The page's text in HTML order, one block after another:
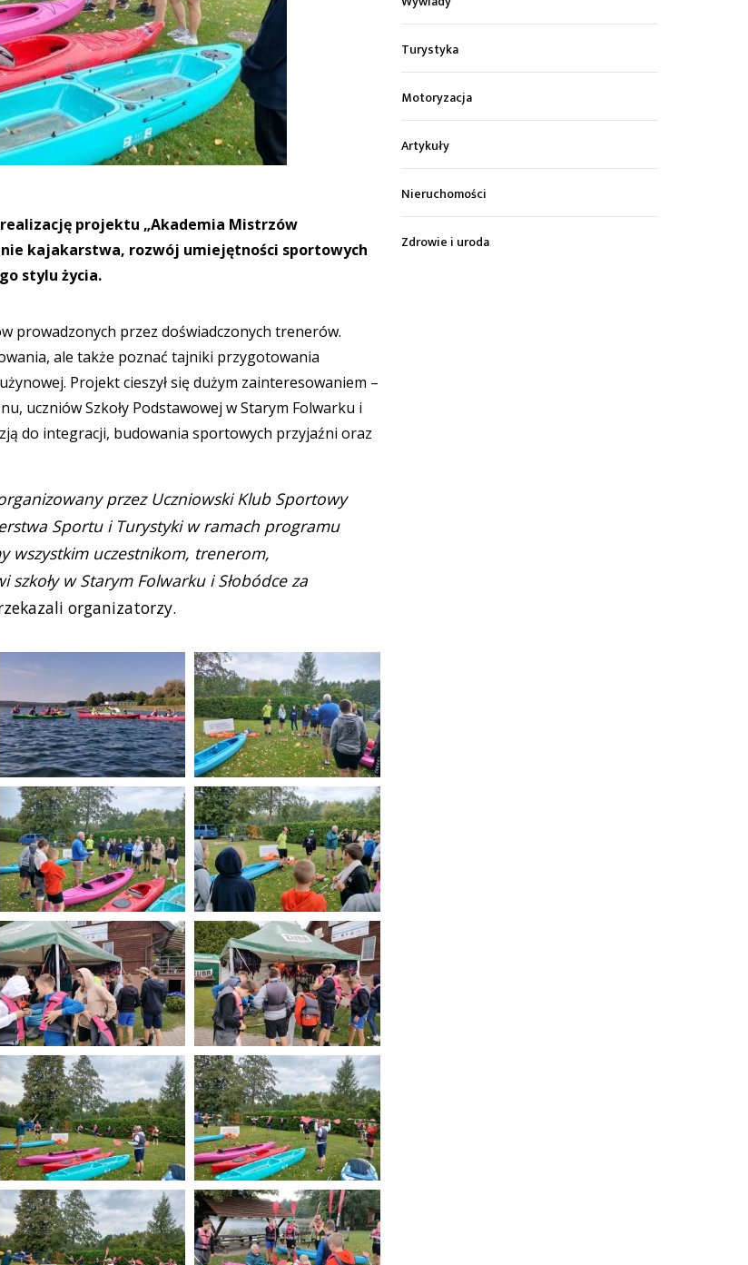
realizację projektu „Akademia Mistrzów
kajakarstwa, rozwój umiejętności sportowych
stylu życia.
prowadzonych przez doświadczonych trenerów.
ale także poznać tajniki przygotowania
Projekt cieszył się dużym zainteresowaniem –
uczniów Szkoły Podstawowej w Starym Folwarku i
do integracji, budowania sportowych przyjaźni oraz
przez Uczniowski Klub Sportowy
Sportu i Turystyki w ramach programu
wszystkim uczestnikom, trenerom,
w Starym Folwarku i Słobódce za
organizatorzy.
Turystyka
Motoryzacja
Artykuły
Nieruchomości
Zdrowie i uroda